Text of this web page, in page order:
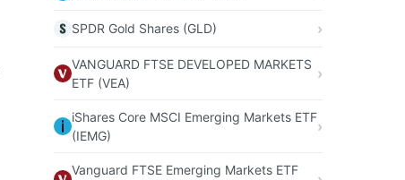
SPDR Gold Shares (GLD)
VANGUARD FTSE DEVELOPED MARKETS
ETF (VEA)
iShares Core MSCI Emerging Markets ETF
(IEMG)
Vanguard FTSE Emerging Markets ETF